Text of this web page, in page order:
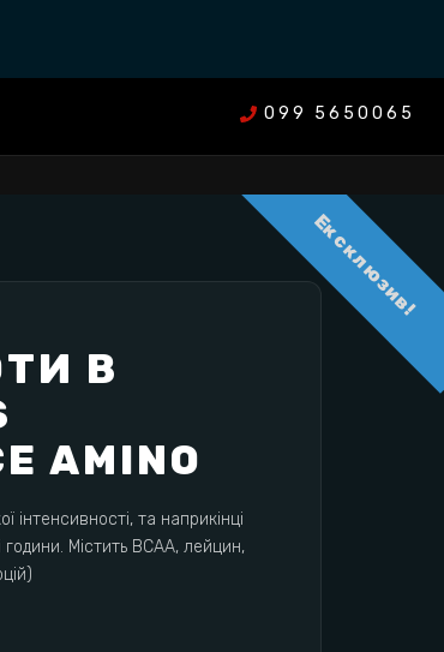
099 5650065
Ексклюзив!
В
AMINO
та наприкінці
Містить BCAA, лейцин,